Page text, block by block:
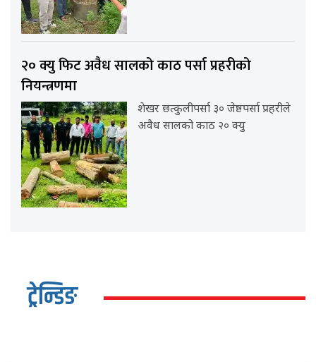
२० क्यु फिट अवैध सालको काठ पर्सा प्रहरीको
नियन्त्रणमा
शेखर छत्कुलीपर्सा ३० जेष्ठपर्सा प्रहरीले
अवैध सालको काठ २० क्यु
ट्रेन्डिङ